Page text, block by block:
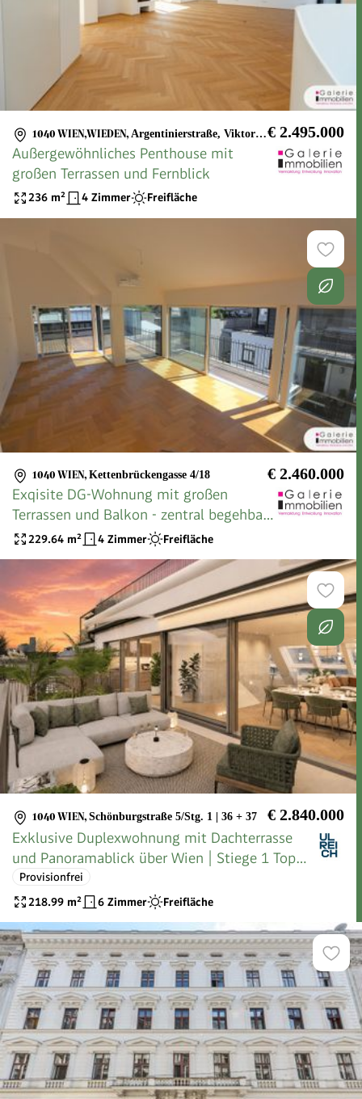
1040 WIEN,WIEDEN, Argentinierstraße, Viktorgasse, Theresianum € 2.495.000
Außergewöhnliches Penthouse mit
großen Terrassen und Fernblick
236 m² 4 Zimmer Freifläche
1040 WIEN, Kettenbrückengasse 4/18 € 2.460.000
Exqisite DG-Wohnung mit großen
Terrassen und Balkon - zentral begehbar
- Nähe Naschmarkt/U4
229.64 m² 4 Zimmer Freifläche
1040 WIEN, Schönburgstraße 5/Stg. 1 | 36 + 37 € 2.840.000
Exklusive Duplexwohnung mit Dachterrasse
und Panoramablick über Wien | Stiege 1 Top
36 + 37
Provisionfrei
218.99 m² 6 Zimmer Freifläche